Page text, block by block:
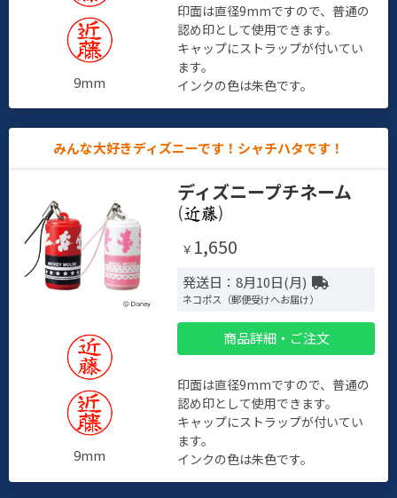
9mm
印面は直径9mmですので、普通の
認め印として使用できます。
キャップにストラップが付いてい
ます。
インクの色は朱色です。
みんな大好きディズニーです！シャチハタです！
9mm
ディズニープチネーム
( )
￥ 1,650
発送日：8月10日(月)
ネコポス（郵便受けへお届け）
商品詳細・ご注文
印面は直径9mmですので、普通の
認め印として使用できます。
キャップにストラップが付いてい
ます。
インクの色は朱色です。